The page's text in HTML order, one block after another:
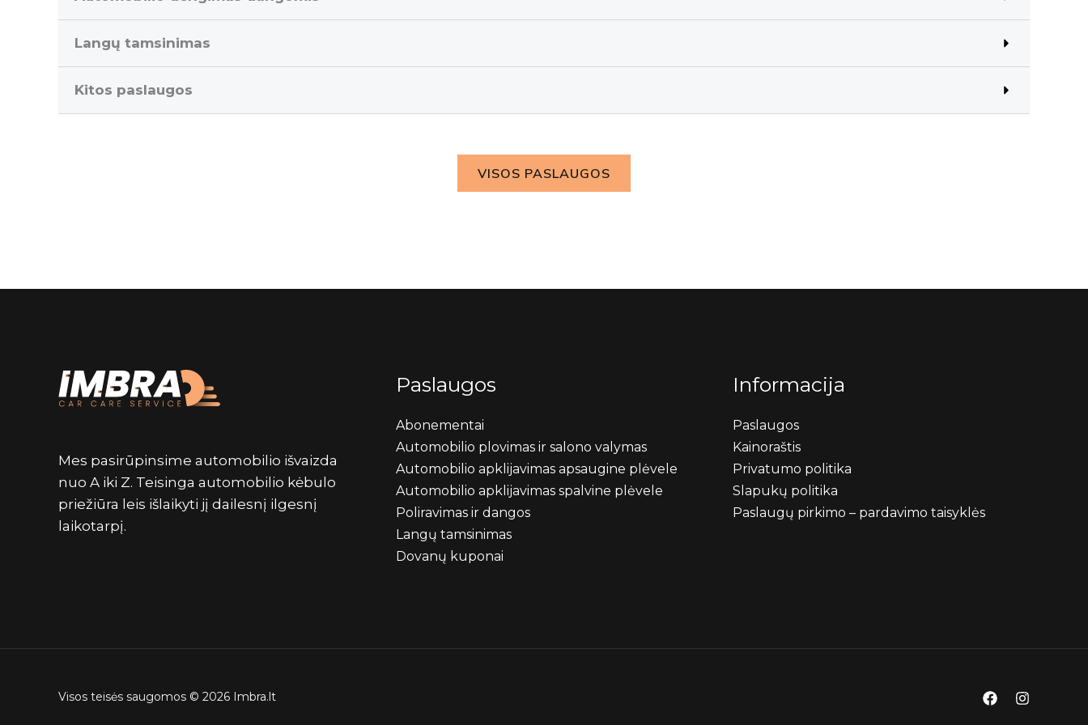
Langų tamsinimas
Kitos paslaugos
VISOS PASLAUGOS
Mes pasirūpinsime automobilio išvaizda
nuo A iki Z. Teisinga automobilio kėbulo
priežiūra leis išlaikyti jį dailesnį ilgesnį
laikotarpį.
Paslaugos
Abonementai
Automobilio plovimas ir salono valymas
Automobilio apklijavimas apsaugine plėvele
Automobilio apklijavimas spalvine plėvele
Poliravimas ir dangos
Langų tamsinimas
Dovanų kuponai
Informacija
Paslaugos
Kainoraštis
Privatumo politika
Slapukų politika
Paslaugų pirkimo – pardavimo taisyklės
Visos teisės saugomos © 2026 Imbra.lt